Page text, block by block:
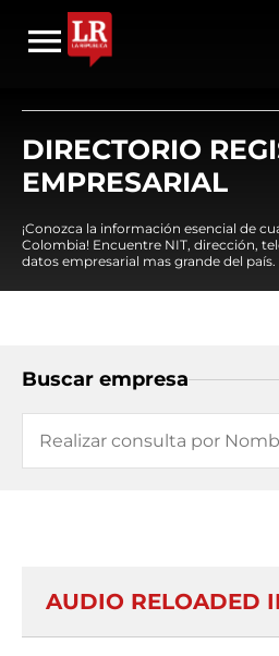
DIRECTORIO
EMPRESARIAL
¡Conozca la información esencial de
Colombia! Encuentre NIT, dirección,
datos empresarial mas grande del país.
Buscar empresa
AUDIO RELOADED